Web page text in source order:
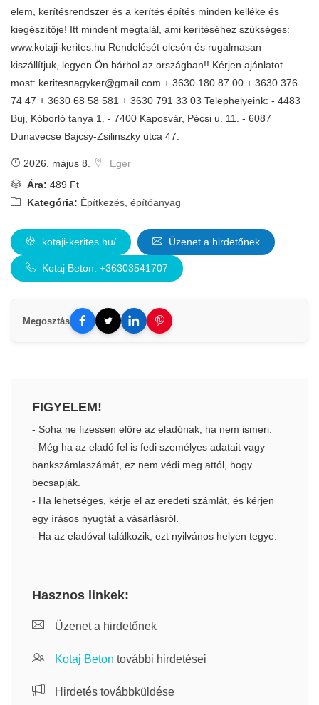
elem, kerítésrendszer és a kerítés építés minden kelléke és
kiegészítője! Itt mindent megtalál, ami kerítéséhez szükséges:
www.kotaji-kerites.hu Rendelését olcsón és rugalmasan
kiszállítjuk, legyen Ön bárhol az országban!! Kérjen ajánlatot
most: keritesnagyker@gmail.com + 3630 180 87 00 + 3630 376
74 47 + 3630 68 58 581 + 3630 791 33 03 Telephelyeink: - 4483
Buj, Kóborló tanya 1. - 7400 Kaposvár, Pécsi u. 11. - 6087
Dunavecse Bajcsy-Zsilinszky utca 47.
2026. május 8.
Eger
Ára: 489 Ft
Kategória: Építkezés, építőanyag
kotaji-kerites.hu/ Üzenet a hirdetőnek
Kotaj Beton: +36303541707
Megosztás
FIGYELEM!
- Soha ne fizessen előre az eladónak, ha nem ismeri.
- Még ha az eladó fel is fedi személyes adatait vagy
bankszámlaszámát, ez nem védi meg attól, hogy
becsapják.
- Ha lehetséges, kérje el az eredeti számlát, és kérjen
egy írásos nyugtát a vásárlásról.
- Ha az eladóval találkozik, ezt nyilvános helyen tegye.
Hasznos linkek:
Üzenet a hirdetőnek
Kotaj Beton további hirdetései
Hirdetés továbbküldése